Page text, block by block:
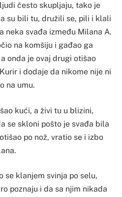
često skupljaju, tako je
su bili tu, družili se, pili i klali
neka svađa između Milana A.
na komšiju i gađao ga
onda je ovaj drugi otišao
i dodaje da nikome nije ni
na umu.
kući, a živi tu u blizini,
se skloni pošto je svađa bila
po nož, vratio se i izbo
se klanjem svinja po selu,
poznaju i da sa njim nikada